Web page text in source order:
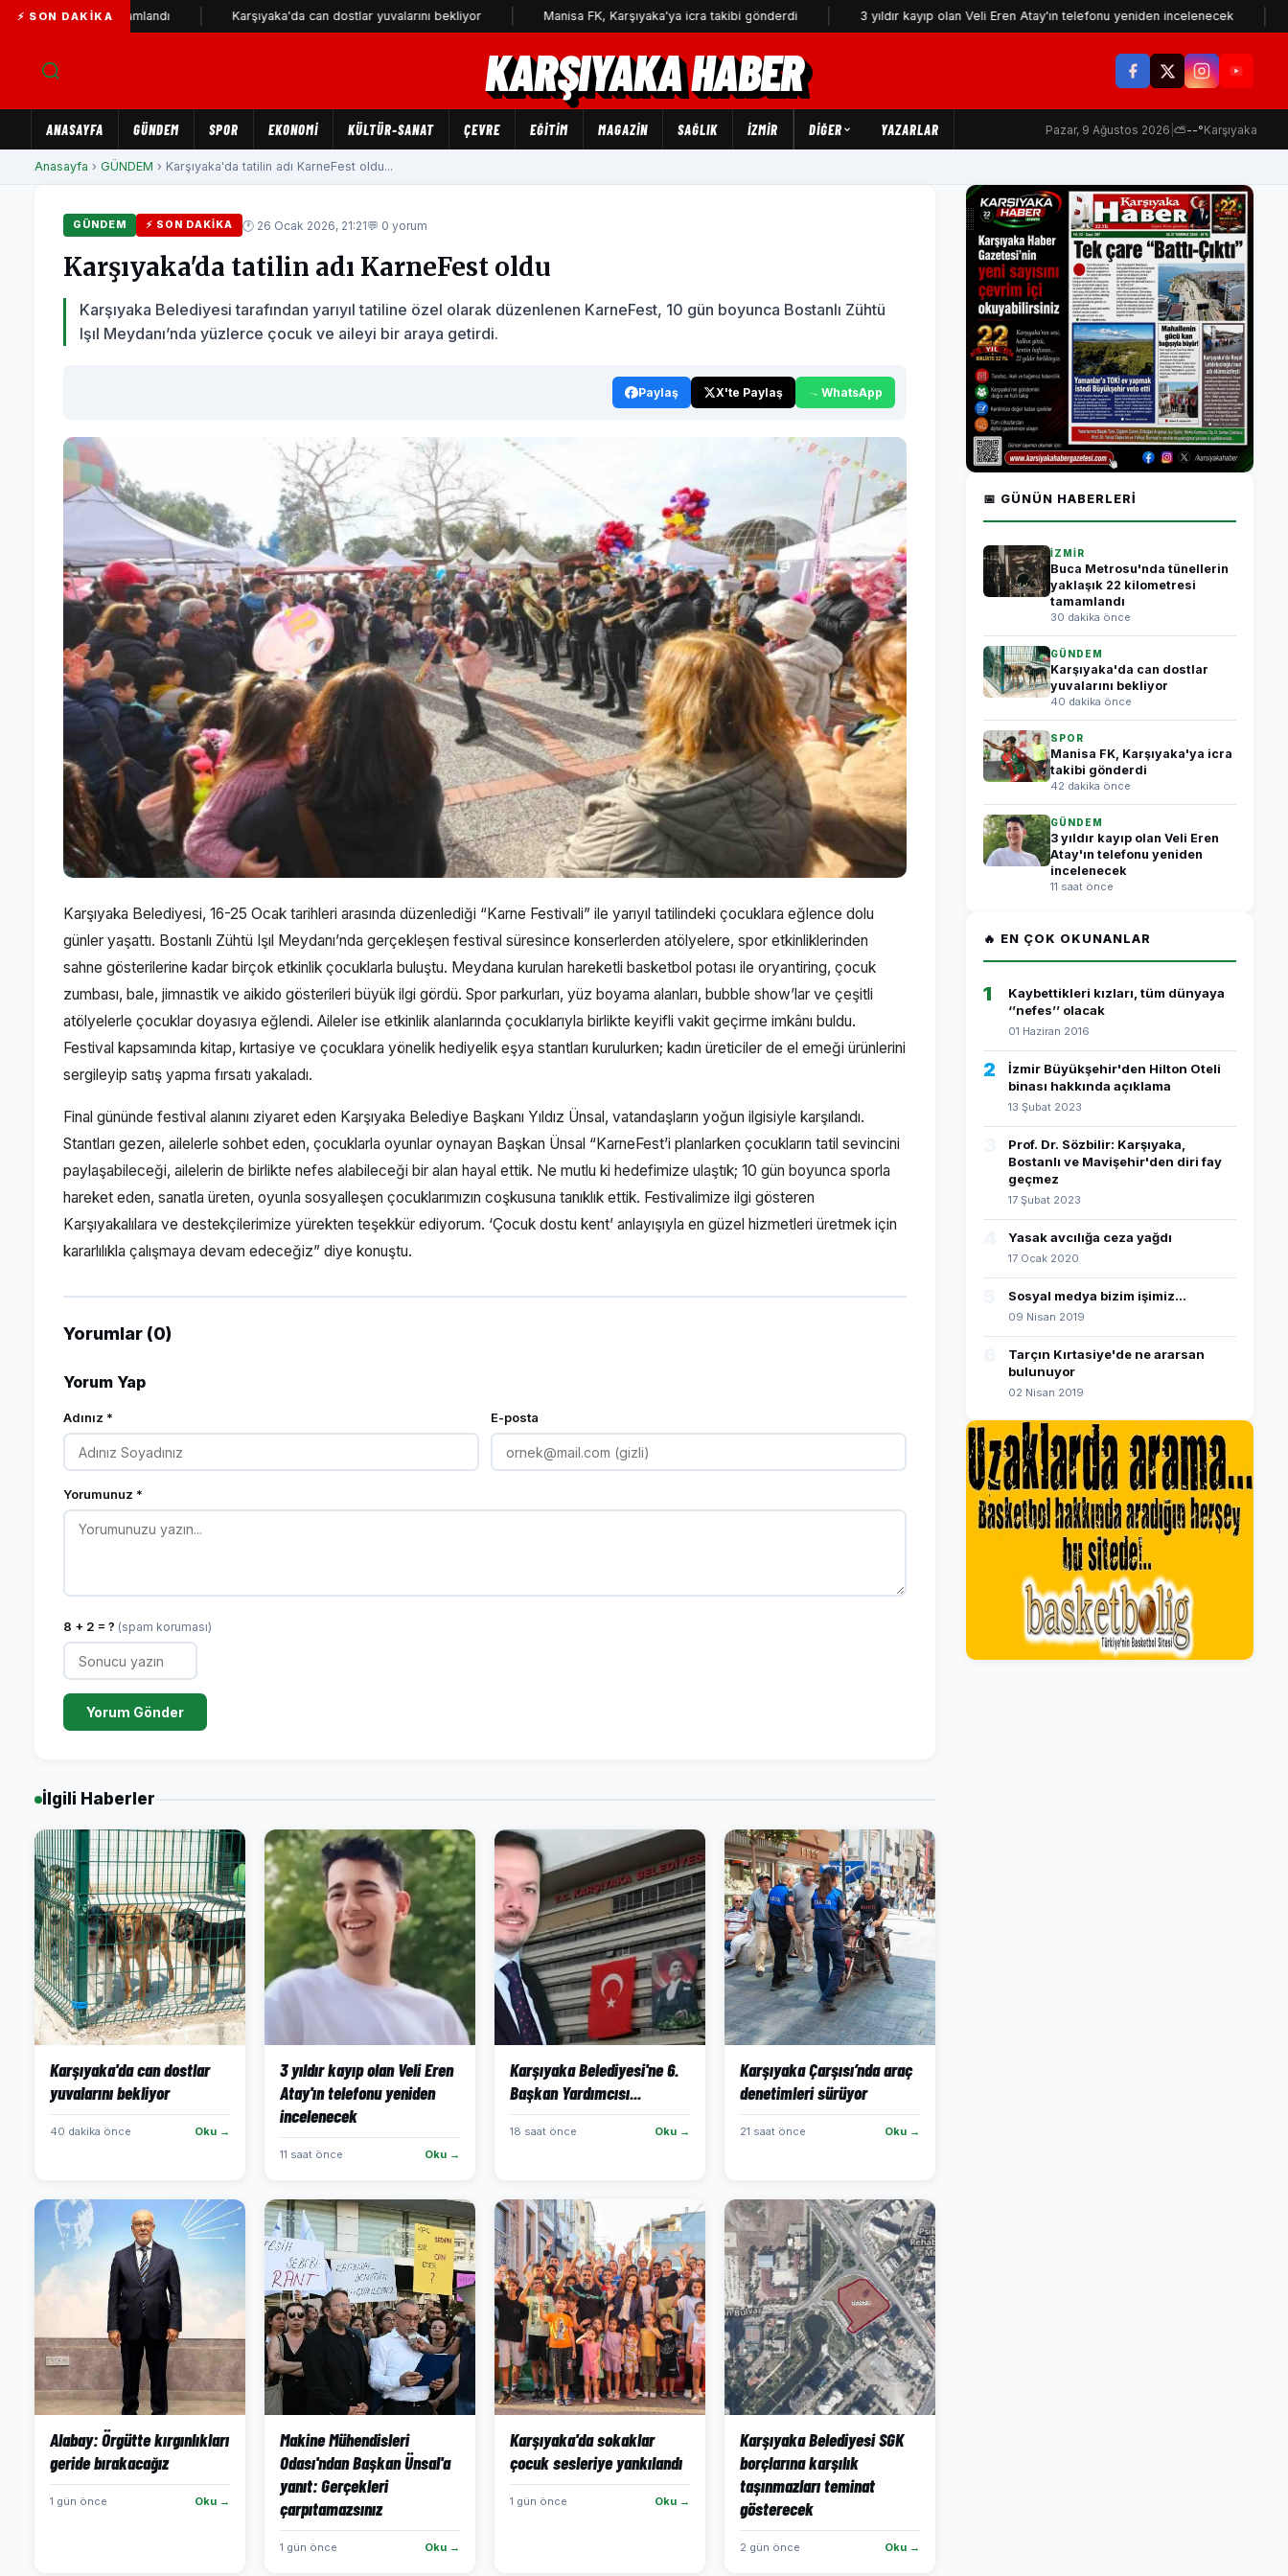
⚡ SON DAKIKA
tamamlandı Karşıyaka'da can dostlar yuvalarını bekliyor Manisa FK, Karşıyaka'ya icra takibi gönderdi 3 yıldır kayıp olan Veli Eren Atay'ın telefonu yeniden incelenecek İzmir'in
KARŞIYAKA HABER
ANASAYFA GÜNDEM SPOR EKONOMİ KÜLTÜR-SANAT ÇEVRE EĞİTİM MAGAZİN SAĞLIK İZMİR DIĞER YAZARLAR Pazar, 9 Ağustos 2026 ⛅--°Karşıyaka
Anasayfa › GÜNDEM › Karşıyaka'da tatilin adı KarneFest oldu...
GÜNDEM ⚡ SON DAKIKA 🕐 26 Ocak 2026, 21:21💬 0 yorum
Karşıyaka'da tatilin adı KarneFest oldu
Karşıyaka Belediyesi tarafından yarıyıl tatiline özel olarak düzenlenen KarneFest, 10 gün boyunca Bostanlı Zühtü
Işıl Meydanı’nda yüzlerce çocuk ve aileyi bir araya getirdi.
Paylaş X'te Paylaş WhatsApp
Karşıyaka Belediyesi, 16-25 Ocak tarihleri arasında düzenlediği “Karne Festivali” ile yarıyıl tatilindeki çocuklara eğlence dolu
günler yaşattı. Bostanlı Zühtü Işıl Meydanı’nda gerçekleşen festival süresince konserlerden atölyelere, spor etkinliklerinden
sahne gösterilerine kadar birçok etkinlik çocuklarla buluştu. Meydana kurulan hareketli basketbol potası ile oryantiring, çocuk
zumbası, bale, jimnastik ve aikido gösterileri büyük ilgi gördü. Spor parkurları, yüz boyama alanları, bubble show’lar ve çeşitli
atölyelerle çocuklar doyasıya eğlendi. Aileler ise etkinlik alanlarında çocuklarıyla birlikte keyifli vakit geçirme imkânı buldu.
Festival kapsamında kitap, kırtasiye ve çocuklara yönelik hediyelik eşya stantları kurulurken; kadın üreticiler de el emeği ürünlerini
sergileyip satış yapma fırsatı yakaladı.
Final gününde festival alanını ziyaret eden Karşıyaka Belediye Başkanı Yıldız Ünsal, vatandaşların yoğun ilgisiyle karşılandı.
Stantları gezen, ailelerle sohbet eden, çocuklarla oyunlar oynayan Başkan Ünsal “KarneFest’i planlarken çocukların tatil sevincini
paylaşabileceği, ailelerin de birlikte nefes alabileceği bir alan hayal ettik. Ne mutlu ki hedefimize ulaştık; 10 gün boyunca sporla
hareket eden, sanatla üreten, oyunla sosyalleşen çocuklarımızın coşkusuna tanıklık ettik. Festivalimize ilgi gösteren
Karşıyakalılara ve destekçilerimize yürekten teşekkür ediyorum. ‘Çocuk dostu kent’ anlayışıyla en güzel hizmetleri üretmek için
kararlılıkla çalışmaya devam edeceğiz” diye konuştu.
Yorumlar (0)
Yorum Yap
Adınız * E-posta
Yorumunuz *
8 + 2 = ? (spam koruması)
Yorum Gönder
İlgili Haberler
Karşıyaka'da can dostlar
yuvalarını bekliyor
40 dakika önce Oku →
3 yıldır kayıp olan Veli Eren
Atay'ın telefonu yeniden
incelenecek
11 saat önce Oku →
Karşıyaka Belediyesi'ne 6.
Başkan Yardımcısı...
18 saat önce Oku →
Karşıyaka Çarşısı’nda araç
denetimleri sürüyor
21 saat önce Oku →
Alabay: Örgütte kırgınlıkları
geride bırakacağız
1 gün önce Oku →
Makine Mühendisleri
Odası'ndan Başkan Ünsal'a
yanıt: Gerçekleri
çarpıtamazsınız
1 gün önce Oku →
Karşıyaka'da sokaklar
çocuk sesleriye yankılandı
1 gün önce Oku →
Karşıyaka Belediyesi SGK
borçlarına karşılık
taşınmazları teminat
gösterecek
2 gün önce Oku →
📅 GÜNÜN HABERLERI
İZMİR
Buca Metrosu'nda tünellerin
yaklaşık 22 kilometresi
tamamlandı
30 dakika önce
GÜNDEM
Karşıyaka'da can dostlar
yuvalarını bekliyor
40 dakika önce
SPOR
Manisa FK, Karşıyaka'ya icra
takibi gönderdi
42 dakika önce
GÜNDEM
3 yıldır kayıp olan Veli Eren
Atay'ın telefonu yeniden
incelenecek
11 saat önce
🔥 EN ÇOK OKUNANLAR
1
Kaybettikleri kızları, tüm dünyaya
‘’nefes’’ olacak
01 Haziran 2016
2
İzmir Büyükşehir'den Hilton Oteli
binası hakkında açıklama
13 Şubat 2023
Prof. Dr. Sözbilir: Karşıyaka,
Bostanlı ve Mavişehir'den diri fay
geçmez
17 Şubat 2023
Yasak avcılığa ceza yağdı
17 Ocak 2020
Sosyal medya bizim işimiz...
09 Nisan 2019
Tarçın Kırtasiye'de ne ararsan
bulunuyor
02 Nisan 2019